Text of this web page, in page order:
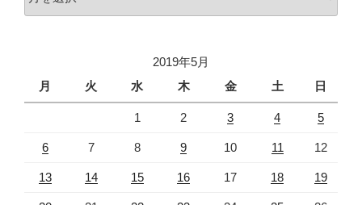
ー
2019年5月
月
火 水 木 金 土 日
1 2 3 4 5
6 7 8 9 10 11 12
13 14 15 16 17 18 19